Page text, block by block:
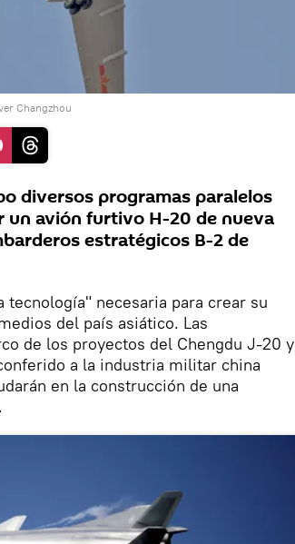
Changzhou
diversos programas paralelos
avión furtivo H-20 de nueva
estratégicos B-2 de
tecnología" necesaria para crear su
del país asiático. Las
de los proyectos del Chengdu J-20 y
a la industria militar china
en la construcción de una